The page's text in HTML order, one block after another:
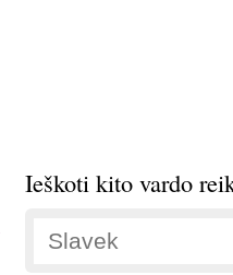
Ieškoti kito vardo